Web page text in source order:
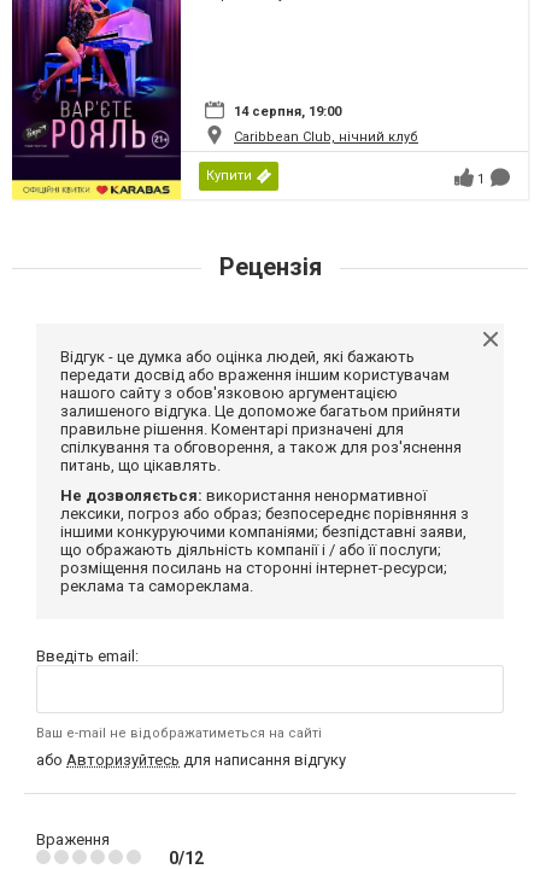
14 серпня, 19:00
Caribbean Club, нічний клуб
Купити 1
Рецензія
Відгук - це думка або оцінка людей, які бажають
передати досвід або враження іншим користувачам
нашого сайту з обов'язковою аргументацією
залишеного відгука. Це допоможе багатьом прийняти
правильне рішення. Коментарі призначені для
спілкування та обговорення, а також для роз'яснення
питань, що цікавлять.
Не дозволяється: використання ненормативної
лексики, погроз або образ; безпосереднє порівняння з
іншими конкуруючими компаніями; безпідставні заяви,
що ображають діяльність компанії і / або її послуги;
розміщення посилань на сторонні інтернет-ресурси;
реклама та самореклама.
Введіть email:
Ваш e-mail не відображатиметься на сайті
або Авторизуйтесь для написання відгуку
Враження
0/12